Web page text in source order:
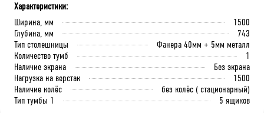
Крючок 80 мм.
В корзину
Крючок 125 мм.
В корзину
мм
В корзину
В корзину
Характеристики:
Ширина, мм
1500
Глубина, мм
743
Тип столешницы
Фанера 40мм + 5мм металл
Количество тумб
1
Наличие экрана
Без экрана
Нагрузка на верстак
1500
Наличие колёс
без колёс ( стационарный)
Тип тумбы 1
5 ящиков